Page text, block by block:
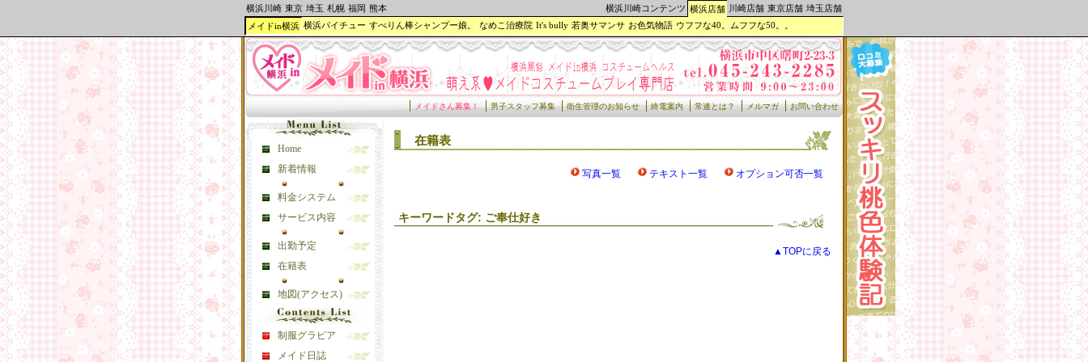
在籍表
オプション可否一覧
テキスト一覧
写真一覧
キーワードタグ: ご奉仕好き
▲TOPに戻る
Home
新着情報
料金システム
サービス内容
出勤予定
在籍表
地図(アクセス)
制服グラビア
メイド日誌
メイドさん募集！ 男子スタッフ募集 衛生管理のお知らせ 終電案内 常連とは？ メルマガ お問い合わせ
横浜川崎 東京 埼玉 札幌 福岡 熊本 横浜川崎コンテンツ 横浜店舗 川崎店舗 東京店舗 埼玉店舗
メイドin横浜 横浜パイチュー すべりん棒シャンプー娘。 なめこ治療院 It's bully 若奥サマンサ お色気物語 ウフフな40。ムフフな50。。